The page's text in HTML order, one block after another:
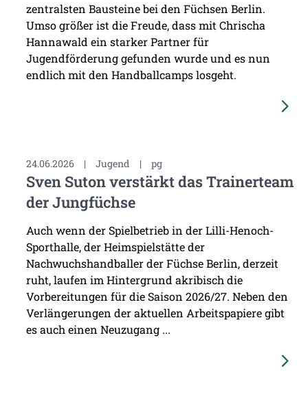
zentralsten Bausteine bei den Füchsen Berlin.
Umso größer ist die Freude, dass mit Chrischa
Hannawald ein starker Partner für
Jugendförderung gefunden wurde und es nun
endlich mit den Handballcamps losgeht.
24.06.2026 | Jugend | pg
Sven Suton verstärkt das Trainerteam
der Jungfüchse
Auch wenn der Spielbetrieb in der Lilli-Henoch-
Sporthalle, der Heimspielstätte der
Nachwuchshandballer der Füchse Berlin, derzeit
ruht, laufen im Hintergrund akribisch die
Vorbereitungen für die Saison 2026/27. Neben den
Verlängerungen der aktuellen Arbeitspapiere gibt
es auch einen Neuzugang ...